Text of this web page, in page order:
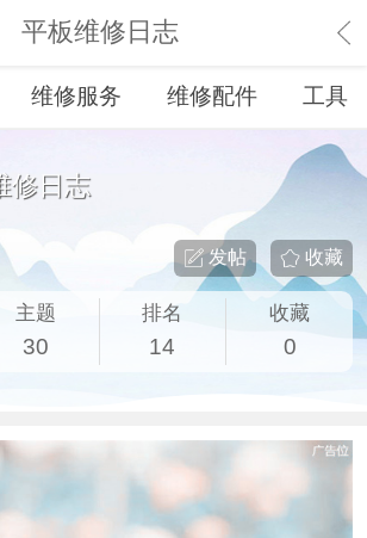
平板维修日志
维修服务 维修配件 工具
修日志
收藏
发帖
主题
30
排名
14
收藏
0